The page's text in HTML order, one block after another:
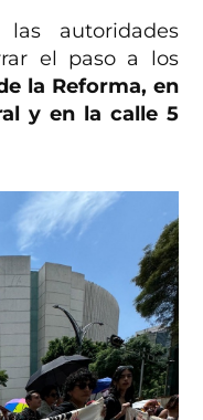
autoridades
el paso a los
la Reforma, en
y en la calle 5